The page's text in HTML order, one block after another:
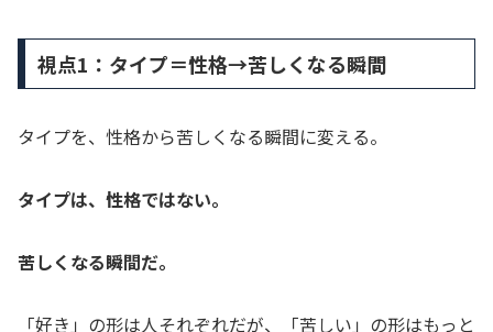
視点1：タイプ＝性格→苦しくなる瞬間
タイプを、性格から苦しくなる瞬間に変える。
タイプは、性格ではない。
苦しくなる瞬間だ。
「好き」の形は人それぞれだが、「苦しい」の形はもっと